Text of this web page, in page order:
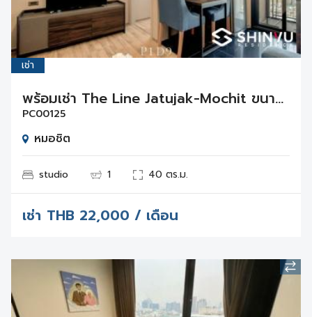
เช่า
พร้อมเช่า The Line Jatujak-Mochit ขนาด 27 ตร.ม. ห้องสตูดิโอ บนชั้น 40
PC00125
หมอชิต
studio 1 40 ตร.ม.
เช่า THB 22,000 / เดือน